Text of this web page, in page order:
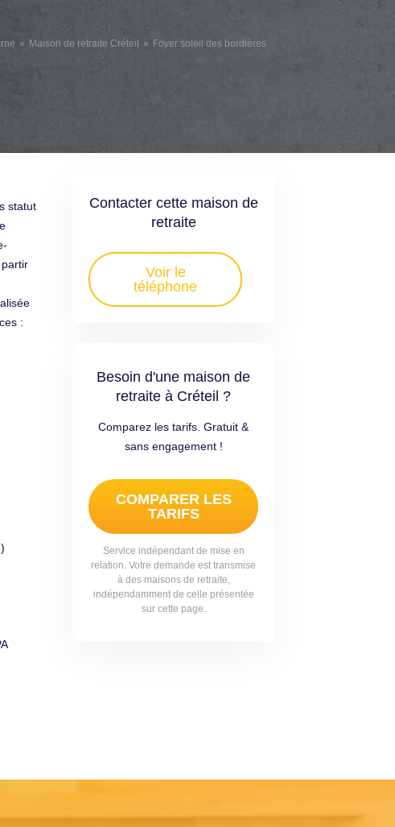
Maison de retraite Créteil Foyer soleil des bordières
Contacter cette maison de
retraite
Voir le
téléphone
Besoin d'une maison de
retraite à Créteil ?
Comparez les tarifs. Gratuit &
sans engagement !
COMPARER LES
TARIFS
Service indépendant de mise en
relation. Votre demande est transmise
à des maisons de retraite,
indépendamment de celle présentée
sur cette page.
statut
: